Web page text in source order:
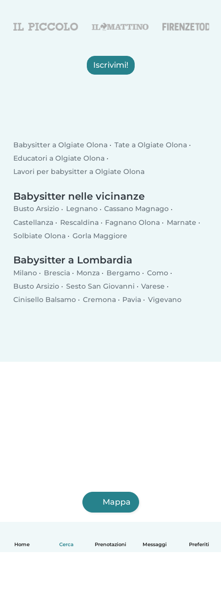
Home Cerca Prenotazioni Messaggi Preferiti
Iscrivimi!
Babysitter a Olgiate Olona
Tate a Olgiate Olona
Educatori a Olgiate Olona
Lavori per babysitter a Olgiate Olona
Babysitter nelle vicinanze
Busto Arsizio Legnano
Cassano Magnago
Castellanza
Rescaldina Fagnano Olona
Marnate
Solbiate Olona
Gorla Maggiore
Babysitter a Lombardia
Milano Brescia Monza Bergamo
Como
Busto Arsizio
Sesto San Giovanni
Varese
Cinisello Balsamo
Cremona Pavia Vigevano
Mappa